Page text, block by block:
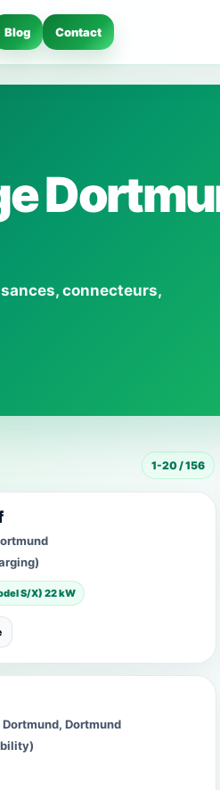
Blog Contact
connecteurs,
1-20 / 156
S/X) 22 kW
Dortmund